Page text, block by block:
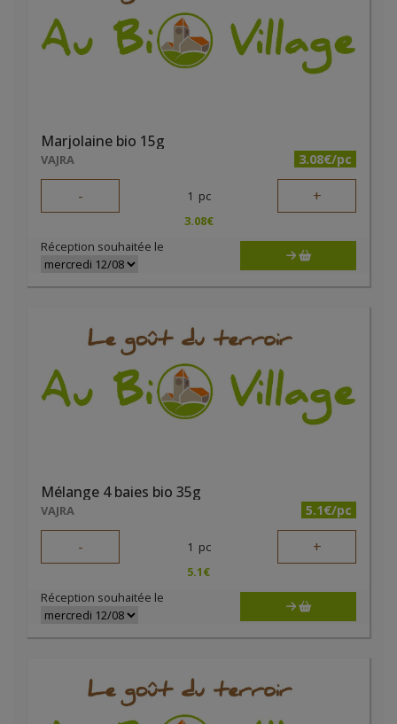
Marjolaine bio 15g
VAJRA 3.08€/pc
- 1 pc +
3.08€
Réception souhaitée le
Mélange 4 baies bio 35g
VAJRA 5.1€/pc
- 1 pc +
5.1€
Réception souhaitée le